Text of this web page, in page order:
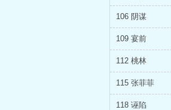
106 阴谋
109 宴前
112 桃林
115 张菲菲
118 诬陷